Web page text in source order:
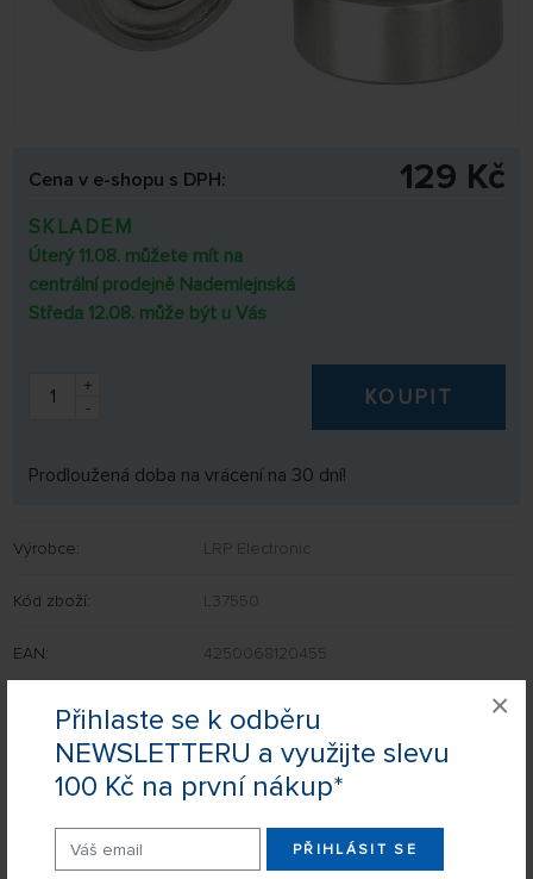
Přihlaste se k odběru
NEWSLETTERU a využijte slevu
100 Kč na první nákup*
PŘIHLÁSIT SE
×
Cena v e-shopu s DPH: 129 Kč
SKLADEM
Úterý 11.08. můžete mít na
centrální prodejně Nademlejnská
Středa 12.08. může být u Vás
+
-
KOUPIT
Prodloužená doba na vrácení na 30 dní!
Výrobce: LRP Electronic
Kód zboží: L37550
EAN: 4250068120455
Nevíte si rady s výběrem? Nejsou Vám některé parametry jasné?
Napište nám Váš dotaz a my Vás s odpovědí kontaktujeme.
POSLAT DOTAZ